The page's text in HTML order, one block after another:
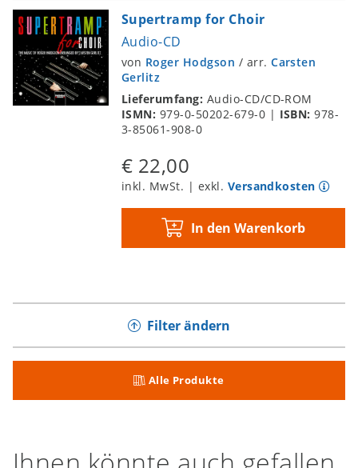
Supertramp for Choir
Audio-CD
von Roger Hodgson / arr.Carsten
Gerlitz
Lieferumfang: Audio-CD/CD-ROM
ISMN: 979-0-50202-679-0 | ISBN:978-
3-85061-908-0
€ 22,00
inkl. MwSt. | exkl. Versandkosten
In den Warenkorb
Filter ändern
Alle Produkte